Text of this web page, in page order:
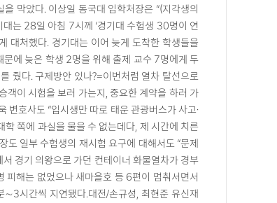
막았다. 이상일 동국대 입학처장은 “(지각생의
는 28일 아침 7시께 ‘경기대 수험생 30명이 연
대처했다. 경기대는 이어 늦게 도착한 학생들을
에 늦은 학생 2명을 위해 출제 교수 7명에게 두
줬다. 구제방안 있나?=이번처럼 열차 탈선으로
객이 시험을 보러 가는지, 중요한 계약을 하러 가
변호사도 “입시생만 따로 태운 관광버스가 사고·
쪽에 과실을 물을 수 없는데다, 제 시간에 치른
도 일부 수험생의 재시험 요구에 대해서도 “문제
경기 의왕으로 가던 컨테이너 화물열차가 경부
해는 없었으나 새마을호 등 6편이 멈춰서면서
시간씩 지연됐다.대전/손규성, 최현준 유신재